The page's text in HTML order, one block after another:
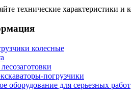
технические характеристики и
колесные
погрузчики
оборудование для серьезных работ